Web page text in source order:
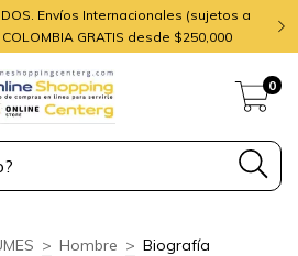
Envíos Internacionales (sujetos a
GRATIS desde $250,000
0
> Hombre > Biografía